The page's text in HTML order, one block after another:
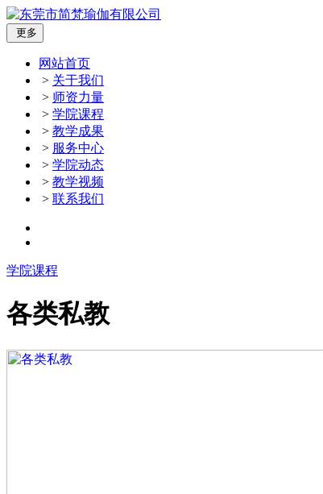
更多
网站首页
> 关于我们
> 师资力量
> 学院课程
> 教学成果
> 服务中心
> 学院动态
> 教学视频
> 联系我们
学院课程
各类私教